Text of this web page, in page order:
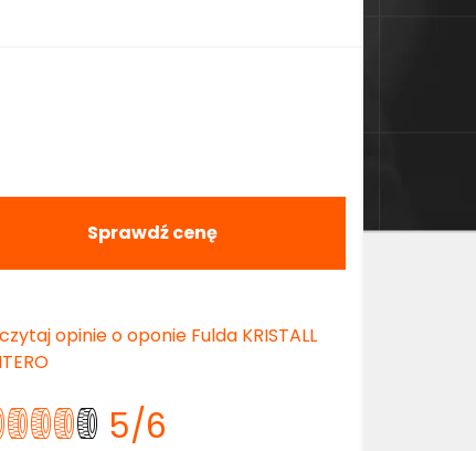
Sprawdź cenę
opinie o oponie Fulda KRISTALL
5/6